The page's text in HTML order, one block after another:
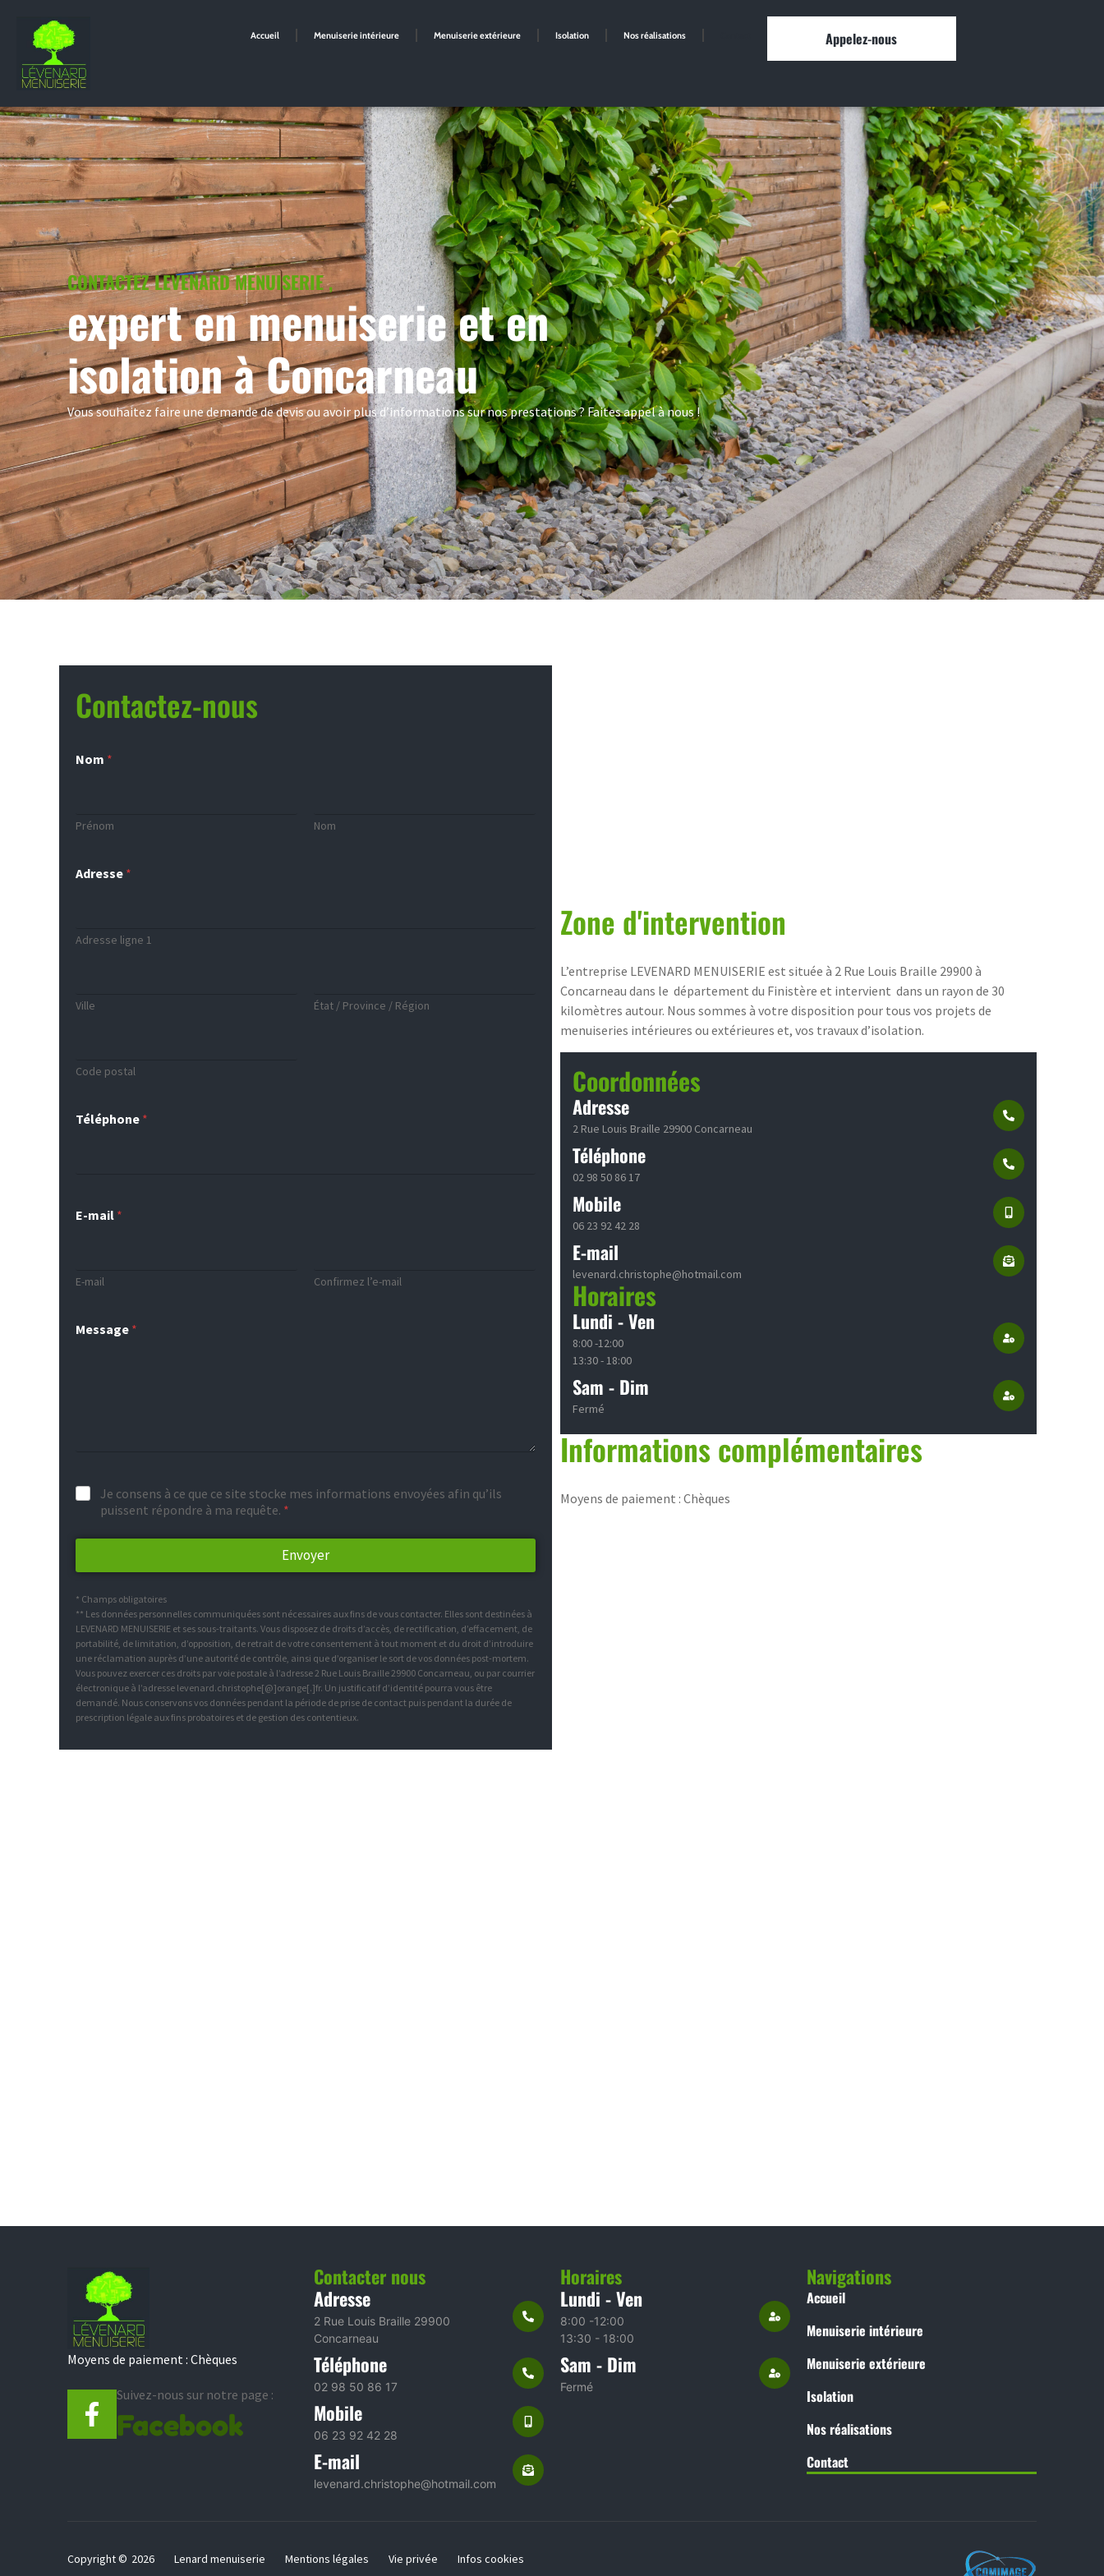
Accueil Menuiserie intérieure Menuiserie extérieure Isolation Nos réalisations Appelez-nous
CONTACTEZ LEVENARD MENUISERIE ,
expert en menuiserie et en
isolation à Concarneau
Vous souhaitez faire une demande de devis ou avoir plus d’informations sur nos prestations ? Faites appel à nous !
Zone d'intervention
L’entreprise LEVENARD MENUISERIE est située à 2 Rue Louis Braille 29900 à
Concarneau dans le département du Finistère et intervient dans un rayon de 30
kilomètres autour. Nous sommes à votre disposition pour tous vos projets de
menuiseries intérieures ou extérieures et, vos travaux d’isolation.
Coordonnées
Adresse
2 Rue Louis Braille 29900 Concarneau
Téléphone
02 98 50 86 17
Mobile
06 23 92 42 28
E-mail
levenard.christophe@hotmail.com
Horaires
Lundi - Ven
8:00 -12:00
13:30 - 18:00
Sam - Dim
Fermé
Informations complémentaires
Moyens de paiement : Chèques
Contactez-nous
Nom *
Prénom Nom
Adresse *
Adresse ligne 1
Ville État / Province / Région
Code postal
Téléphone *
E-mail *
E-mail Confirmez l’e-mail
Message *
Je consens à ce que ce site stocke mes informations envoyées afin qu’ils
puissent répondre à ma requête. *
Envoyer
* Champs obligatoires
** Les données personnelles communiquées sont nécessaires aux fins de vous contacter. Elles sont destinées à
LEVENARD MENUISERIE et ses sous-traitants. Vous disposez de droits d’accès, de rectification, d’effacement, de
portabilité, de limitation, d’opposition, de retrait de votre consentement à tout moment et du droit d’introduire
une réclamation auprès d’une autorité de contrôle, ainsi que d’organiser le sort de vos données post-mortem.
Vous pouvez exercer ces droits par voie postale à l’adresse 2 Rue Louis Braille 29900 Concarneau, ou par courrier
électronique à l’adresse levenard.christophe[@]orange[.]fr. Un justificatif d’identité pourra vous être
demandé. Nous conservons vos données pendant la période de prise de contact puis pendant la durée de
prescription légale aux fins probatoires et de gestion des contentieux.
Moyens de paiement : Chèques
Suivez-nous sur notre page :
Facebook
Contacter nous
Adresse
2 Rue Louis Braille 29900
Concarneau
Téléphone
02 98 50 86 17
Mobile
06 23 92 42 28
E-mail
levenard.christophe@hotmail.com
Horaires
Lundi - Ven
8:00 -12:00
13:30 - 18:00
Sam - Dim
Fermé
Navigations
Accueil
Menuiserie intérieure
Menuiserie extérieure
Isolation
Nos réalisations
Contact
Copyright © 2026 Lenard menuiserie Mentions légales Vie privée Infos cookies